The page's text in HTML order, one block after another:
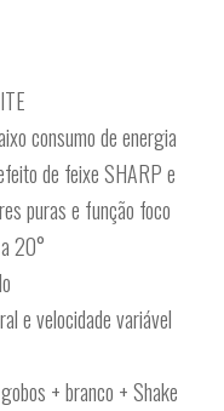
consumo de energia
de feixe SHARP e
puras e função foco
20°
e velocidade variável
+ branco + Shake